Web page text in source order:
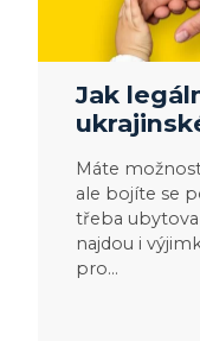
Jak
Máte
ale bojíte se
třeba
najdou i
pro…